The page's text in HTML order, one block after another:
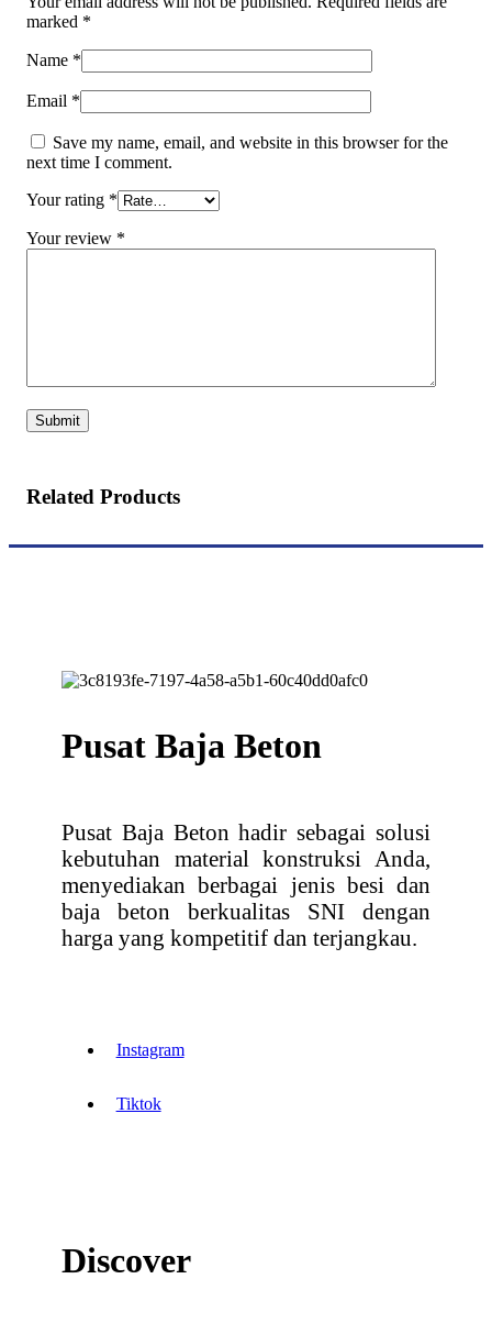
marked *
Name *
Email *
Save my name, email, and website in this browser for the
next time I comment.
Your rating *
Your review *
Related Products
Pusat Baja Beton
Pusat Baja Beton hadir sebagai solusi
kebutuhan material konstruksi Anda,
menyediakan berbagai jenis besi dan
baja beton berkualitas SNI dengan
harga yang kompetitif dan terjangkau.
Instagram
Tiktok
Discover